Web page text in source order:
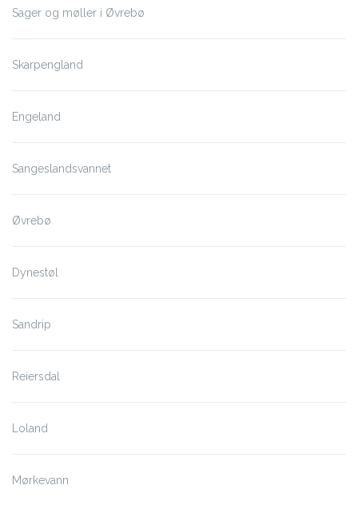
Sager og møller i Øvrebø
Skarpengland
Engeland
Sangeslandsvannet
Øvrebø
Dynestøl
Sandrip
Reiersdal
Loland
Mørkevann